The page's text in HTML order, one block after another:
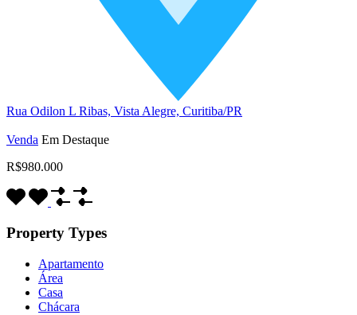
Rua Odilon L Ribas, Vista Alegre, Curitiba/PR
Venda Em Destaque
R$980.000
Property Types
Apartamento
Área
Casa
Chácara